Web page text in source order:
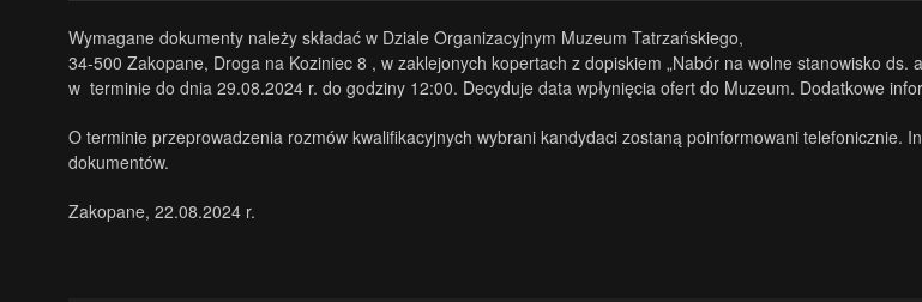
Wymagane dokumenty należy składać w Dziale Organizacyjnym Muzeum Tatrzańskiego,
34-500 Zakopane, Droga na Koziniec 8 , w zaklejonych kopertach z dopiskiem „Nabór na wolne stanowisko
w terminie do dnia 29.08.2024 r. do godziny 12:00. Decyduje data wpłynięcia ofert do Muzeum. Dodatkowe
O terminie przeprowadzenia rozmów kwalifikacyjnych wybrani kandydaci zostaną poinformowani telefonicznie.
dokumentów.
Zakopane, 22.08.2024 r.